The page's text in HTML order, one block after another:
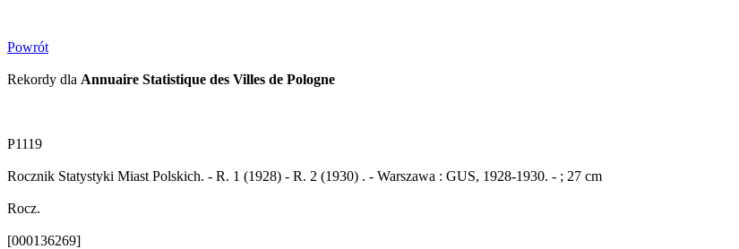
Powrót
Rekordy dla Annuaire Statistique des Villes de Pologne
P1119
Rocznik Statystyki Miast Polskich. - R. 1 (1928) - R. 2 (1930) . - Warszawa : GUS, 1928-1930. - ; 27 cm
Rocz.
[000136269]